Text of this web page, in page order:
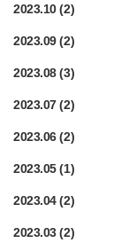
2023.10(2)
2023.09(2)
2023.08(3)
2023.07(2)
2023.06(2)
2023.05(1)
2023.04(2)
2023.03(2)